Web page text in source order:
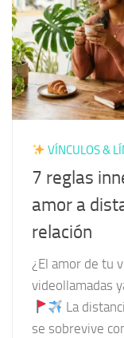
VÍNCULOS &
7 reglas
amor a
relación
¿El amor de tu
videollamadas
La
se sobrevive